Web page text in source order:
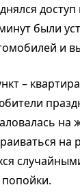
были
и
–
на
на